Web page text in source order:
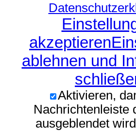
akzeptieren
ablehnen und
Aktivieren,
Nachrichtenleiste
ausgeblendet